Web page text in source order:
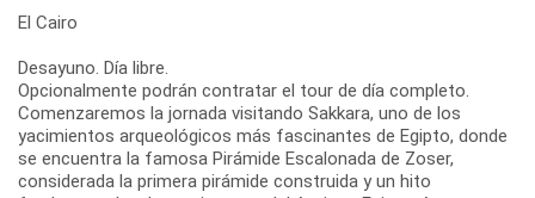
El Cairo
Desayuno. Día libre.
Opcionalmente podrán contratar el tour de día completo.
Comenzaremos la jornada visitando Sakkara, uno de los
yacimientos arqueológicos más fascinantes de Egipto, donde
se encuentra la famosa Pirámide Escalonada de Zoser,
considerada la primera pirámide construida y un hito